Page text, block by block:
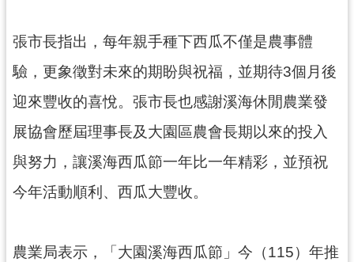
首
站
導
政
張市長指出，每年親手種下西瓜不僅是農事體
驗，更象徵對未來的期盼與祝福，並期待3個月後
迎來豐收的喜悅。張市長也感謝溪海休閒農業發
展協會歷屆理事長及大園區農會長期以來的投入
與努力，讓溪海西瓜節一年比一年精彩，並預祝
今年活動順利、西瓜大豐收。
農業局表示，「大園溪海西瓜節」今（115）年推